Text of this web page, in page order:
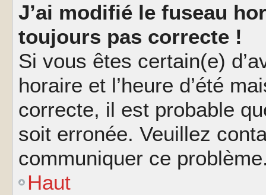
J’ai modifié le fuseau
toujours pas correcte !
Si vous êtes certain(e)
horaire et l’heure d’été
correcte, il est probable
soit erronée. Veuillez
communiquer ce
Haut